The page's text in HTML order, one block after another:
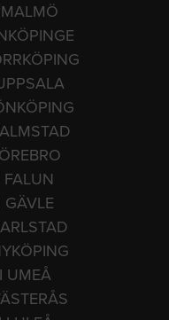
FALUN
GÄVLE
UMEÅ